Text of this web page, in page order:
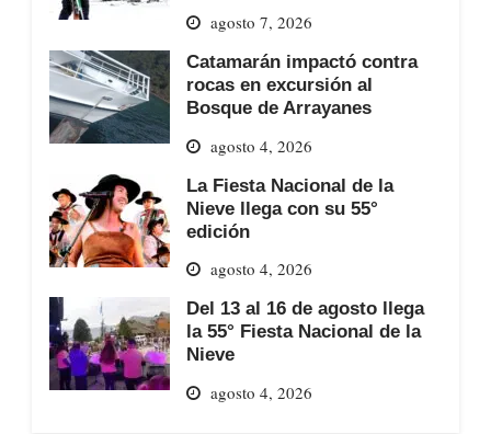
agosto 7, 2026
Catamarán impactó contra
rocas en excursión al
Bosque de Arrayanes
agosto 4, 2026
La Fiesta Nacional de la
Nieve llega con su 55°
edición
agosto 4, 2026
Del 13 al 16 de agosto llega
la 55° Fiesta Nacional de la
Nieve
agosto 4, 2026